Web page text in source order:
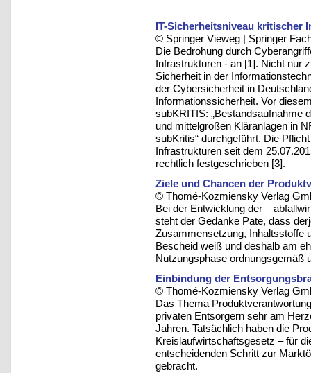
IT-Sicherheitsniveau kritischer
© Springer Vieweg | Springer
Die Bedrohung durch
Infrastrukturen - an [1]. Nicht nur
Sicherheit in der
der Cybersicherheit in
Informationssicherheit. Vor
subKRITIS: „Bestandsaufnahme
und mittelgroßen Kläranlagen in
subKritis“ durchgeführt. Die
Infrastrukturen seit dem
rechtlich festgeschrieben [3].
Ziele und Chancen der
© Thomé-Kozmiensky Verlag
Bei der Entwicklung der –
steht der Gedanke Pate, dass
Zusammensetzung, Inhaltsstoffe
Bescheid weiß und deshalb am
Nutzungsphase ordnungsgemäß
Einbindung der
© Thomé-Kozmiensky Verlag
Das Thema
privaten Entsorgern sehr am
Jahren. Tatsächlich haben die
Kreislaufwirtschaftsgesetz – für
entscheidenden Schritt zur
gebracht.